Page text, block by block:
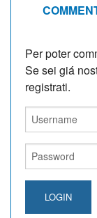
Per poter
Se sei giá
registrati.
LOGIN